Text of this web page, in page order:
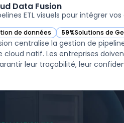
Data Fusion
ETL visuels pour intégrer
de données
Fusion dans cette catégorie
59%Solutions de
— voir Google
centralise la gestion de
natif. Les entreprises